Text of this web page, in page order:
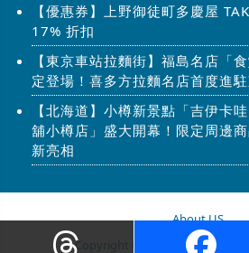
【優惠券】上野御徒町多慶屋
17% 折扣
【東京車站拉麵街】福島名店「
定登場！喜多方拉麵名店首度進
【北海道】小樽新景點「吉伊卡
舖小樽店」盛大開幕！限定周邊
新亮相
About US
Copyright © 2026 步步日本. All